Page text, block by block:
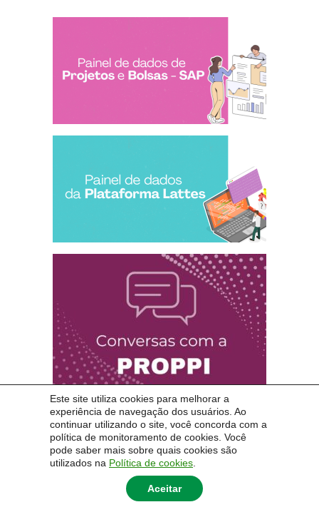
Este site utiliza cookies para melhorar a
experiência de navegação dos usuários. Ao
continuar utilizando o site, você concorda com a
política de monitoramento de cookies. Você
pode saber mais sobre quais cookies são
utilizados na Política de cookies
Aceitar